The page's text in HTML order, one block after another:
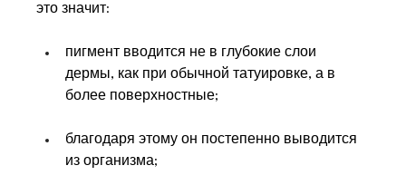
это значит:
пигмент вводится не в глубокие слои
дермы, как при обычной татуировке, а в
более поверхностные;
благодаря этому он постепенно выводится
из организма;